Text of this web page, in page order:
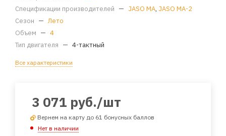
Спецификации производителей — JASO MA, JASO MA-2
Сезон — Лето
Объем — 4
Тип двигателя — 4-тактный
Все характеристики
3 071 руб./шт
Вернем на карту до 61 бонусных баллов
Нет в наличии